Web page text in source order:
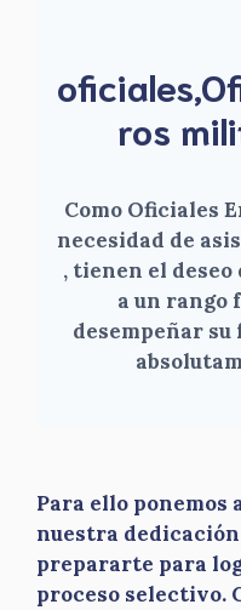
ros
Como Oficiales
necesidad de
, tienen el
a un rango
desempeñar
Para ello ponemos
nuestra
prepararte para
proceso selectivo.